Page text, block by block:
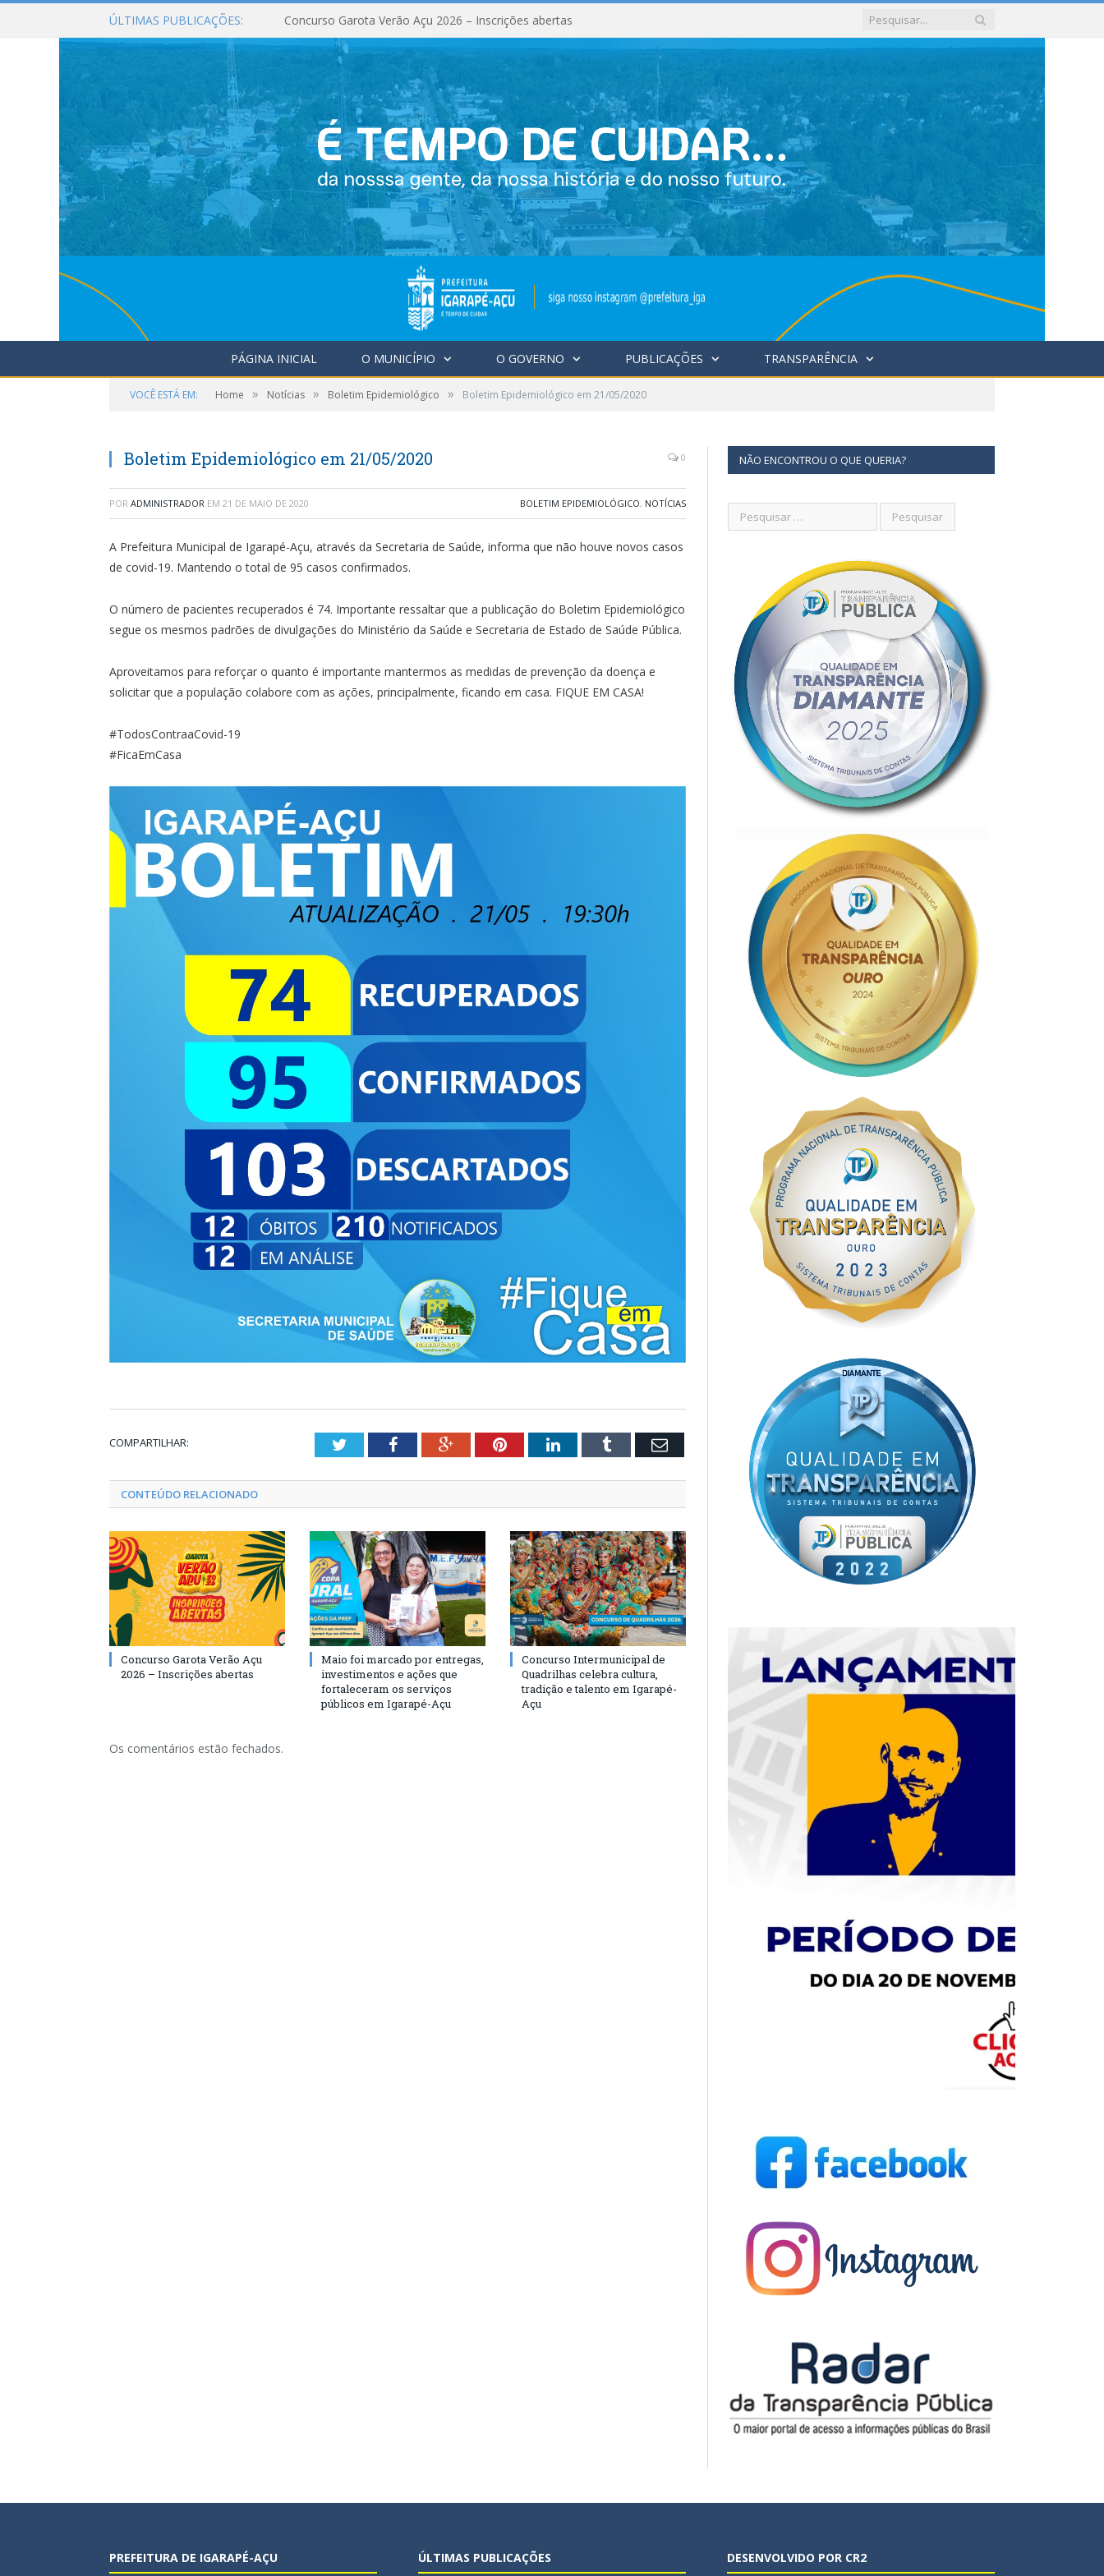
ÚLTIMAS PUBLICAÇÕES: Concurso Garota Verão Açu 2026 – Inscrições abertas
PÁGINA INICIAL O MUNICÍPIO O GOVERNO PUBLICAÇÕES TRANSPARÊNCIA
VOCÊ ESTÁ EM: Home » Notícias » Boletim Epidemiológico » Boletim Epidemiológico em 21/05/2020
Boletim Epidemiológico em 21/05/2020 0
POR ADMINISTRADOR EM 21 DE MAIO DE 2020 BOLETIM EPIDEMIOLÓGICO, NOTÍCIAS
A Prefeitura Municipal de Igarapé-Açu, através da Secretaria de Saúde, informa que não houve novos casos
de covid-19. Mantendo o total de 95 casos confirmados.
O número de pacientes recuperados é 74. Importante ressaltar que a publicação do Boletim Epidemiológico
segue os mesmos padrões de divulgações do Ministério da Saúde e Secretaria de Estado de Saúde Pública.
Aproveitamos para reforçar o quanto é importante mantermos as medidas de prevenção da doença e
solicitar que a população colabore com as ações, principalmente, ficando em casa. FIQUE EM CASA!
#TodosContraaCovid-19
#FicaEmCasa
COMPARTILHAR: TwitterFacebookGoogle+PinterestLinkedInTumblr Email
CONTEÚDO RELACIONADO
Concurso Garota Verão Açu
2026 – Inscrições abertas
Maio foi marcado por entregas,
investimentos e ações que
fortaleceram os serviços
públicos em Igarapé-Açu
Concurso Intermunicipal de
Quadrilhas celebra cultura,
tradição e talento em Igarapé-
Açu
Os comentários estão fechados.
NÃO ENCONTROU O QUE QUERIA?
PREFEITURA DE IGARAPÉ-AÇU ÚLTIMAS PUBLICAÇÕES DESENVOLVIDO POR CR2